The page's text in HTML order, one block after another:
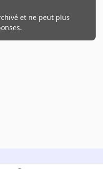
et ne peut plus